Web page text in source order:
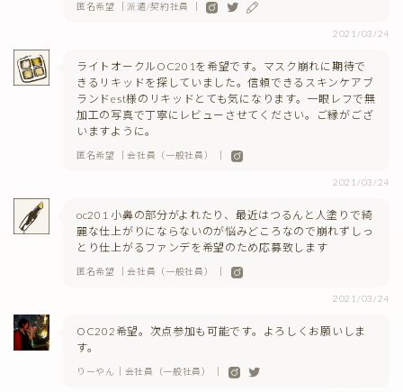
匿名希望 ｜派遣/契約社員 ｜
2021/03/24
ライトオークルOC201を希望です。マスク崩れに期待で
きるリキッドを探していました。信頼できるスキンケアブ
ランドest様のリキッドとても気になります。一眼レフで無
加工の写真で丁寧にレビューさせてください。ご縁がござ
いますように。
匿名希望 ｜会社員（一般社員） ｜
2021/03/24
oc201 小鼻の部分がよれたり、最近はつるんと人塗りで綺
麗な仕上がりにならないのが悩みどころなので崩れずしっ
とり仕上がるファンデを希望のため応募致します
匿名希望 ｜会社員（一般社員） ｜
2021/03/24
OC202希望。次点参加も可能です。よろしくお願いしま
す。
りーやん｜会社員（一般社員） ｜